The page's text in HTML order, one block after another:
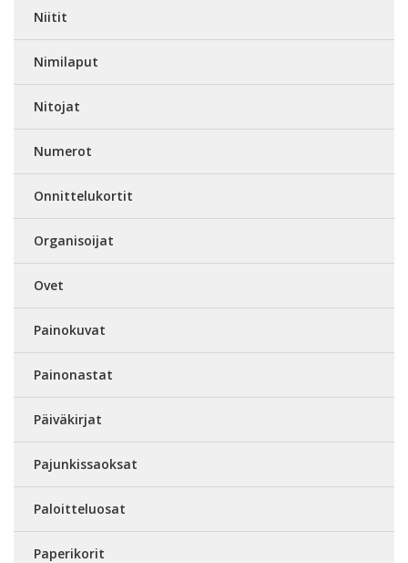
Niitit
Nimilaput
Nitojat
Numerot
Onnittelukortit
Organisoijat
Ovet
Painokuvat
Painonastat
Päiväkirjat
Pajunkissaoksat
Paloitteluosat
Paperikorit